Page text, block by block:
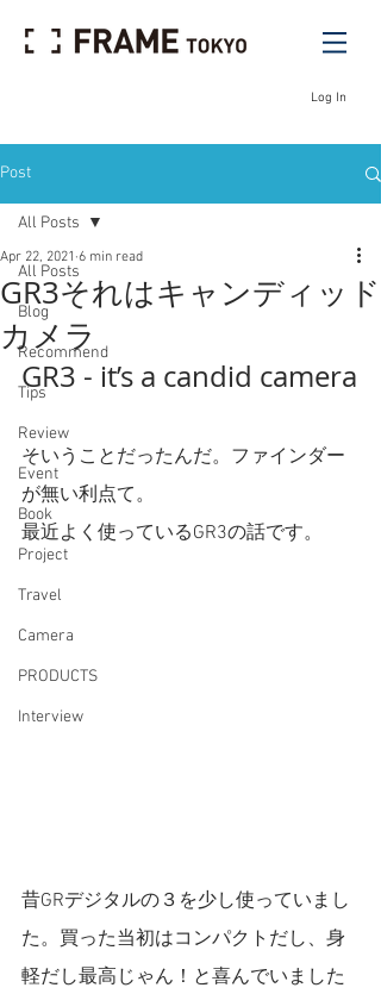
Log In
Post
All Posts
Blog
Recommend
Tips
Review
Event
Book
Project
Travel
Camera
PRODUCTS
Interview
All Posts
GR3それはキャンディッド
カメラ
Apr 22, 2021 6 min read
GR3 - it’s a candid camera
そいうことだったんだ。ファインダー
が無い利点て。
最近よく使っているGR3の話です。
昔GRデジタルの３を少し使っていまし
た。買った当初はコンパクトだし、身
軽だし最高じゃん！と喜んでいました